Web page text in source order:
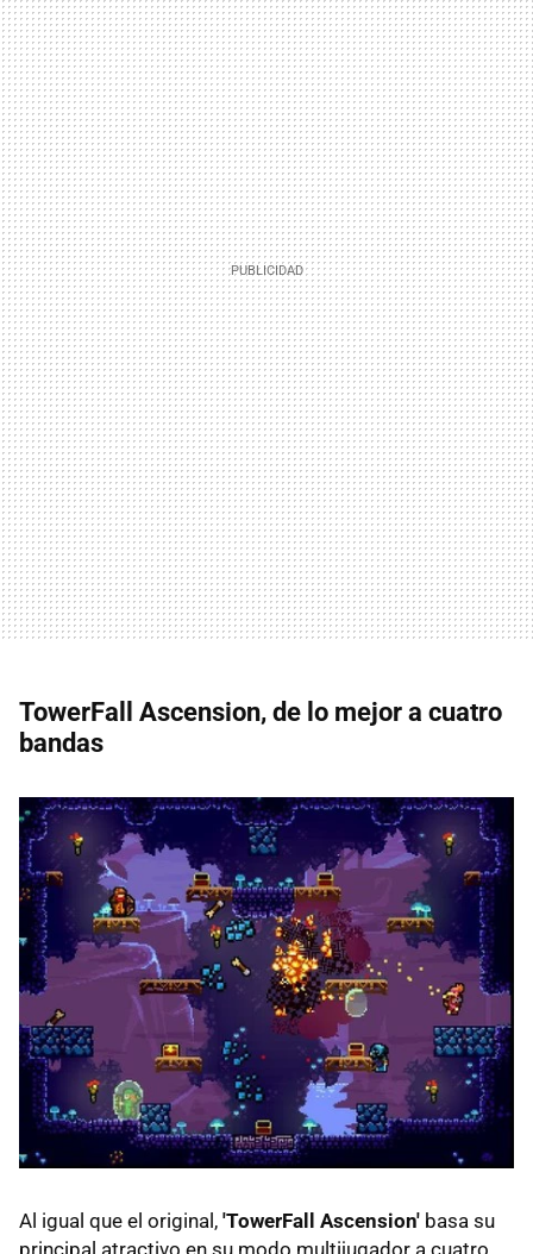
TowerFall Ascension, de lo mejor a cuatro
bandas
Al igual que el original, 'TowerFall Ascension' basa su